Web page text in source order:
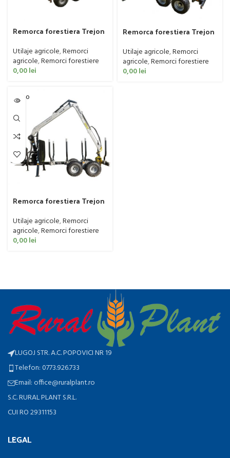
Remorca forestiera Trejon
1050 BS
Utilaje agricole,Remorci
agricole,Remorci forestiere
0,00lei
Remorca forestiera Trejon
Utilaje agricole,Remorci
agricole,Remorci forestiere
0,00lei
SOLD O
UT
Remorca forestiera Trejon
950
Utilaje agricole,Remorci
agricole,Remorci forestiere
0,00lei
LUGOJ STR. A.C. POPOVICI NR 19
Telefon: 0773.926.733
Email: office@ruralplant.ro
S.C. RURAL PLANT S.R.L.
CUI RO 29311153
LEGAL